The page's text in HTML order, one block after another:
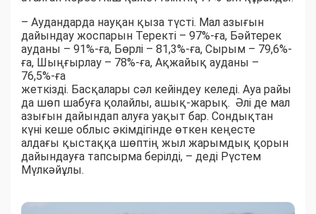
– Аудандарда науқан қыза түсті. Мал азығын
дайындау жоспарын Теректі – 97%-ға, Бәйтерек
ауданы – 91%-ға, Бөрлі – 81,3%-ға, Сырым – 79,6%-
ға, Шыңғырлау – 78%-ға, Ақжайық ауданы –
76,5%-ға
жеткізді. Басқалары сәл кейіндеу келеді. Ауа райы
да шөп шабуға қолайлы, ашық-жарық. Әлі де мал
азығын дайындап алуға уақыт бар. Сондықтан
күні кеше облыс әкімдігінде өткен кеңесте
алдағы қыстаққа шөптің жыл жарымдық қорын
дайындауға тапсырма берілді, – деді Рүстем
Мүлкәйұлы.